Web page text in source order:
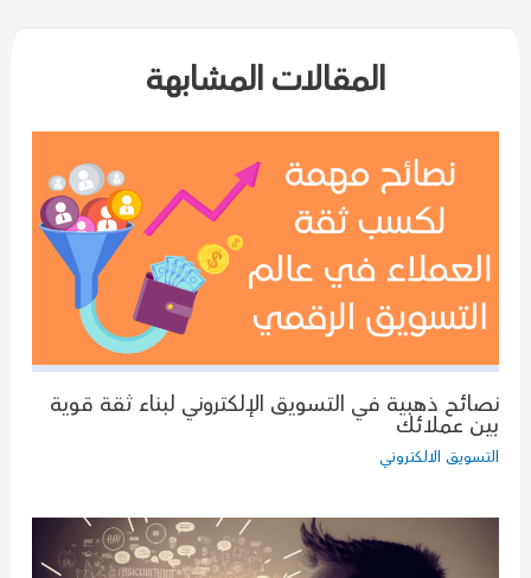
المقالات المشابهة
نصائح ذهبية في التسويق الإلكتروني لبناء ثقة قوية
بين عملائك
التسويق الالكتروني